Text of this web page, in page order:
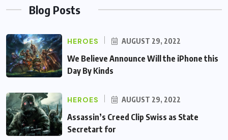
Blog Posts
HEROES AUGUST 29, 2022
We Believe Announce Will the iPhone this
Day By Kinds
HEROES AUGUST 29, 2022
Assassin’s Creed Clip Swiss as State
Secretart for